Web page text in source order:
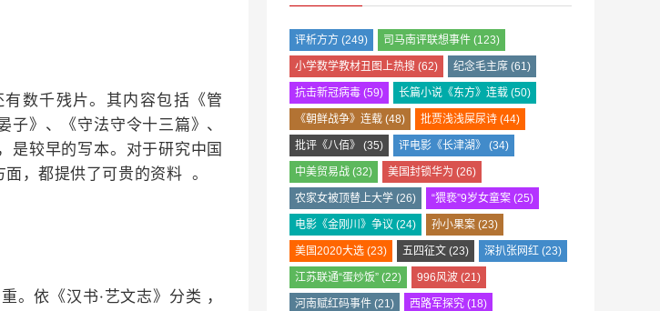
数千残片。其内容包括《管
》、《守法守令十三篇》、
是较早的写本。对于研究中国
，都提供了可贵的资料 。
。依《汉书·艺文志》分类 ，
评析方方 (249) 司马南评联想事件 (123)
小学数学教材丑图上热搜 (62) 纪念毛主席 (61)
抗击新冠病毒 (59) 长篇小说《东方》连载 (50)
《朝鲜战争》连载 (48) 批贾浅浅屎尿诗 (44)
批评《八佰》 (35) 评电影《长津湖》 (34)
中美贸易战 (32) 美国封锁华为 (26)
农家女被顶替上大学 (26) “猥亵”9岁女童案 (25)
电影《金刚川》争议 (24) 孙小果案 (23)
美国2020大选 (23) 五四征文 (23) 深扒张网红 (23)
江苏联通“蛋炒饭” (22) 996风波 (21)
河南赋红码事件 (21) 西路军探究 (18)